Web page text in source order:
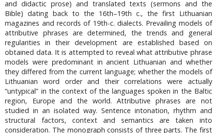
and didactic prose) and translated texts (sermons and the
Bible) dating back to the 16th–19th c., the first Lithuanian
magazines and records of 19th-c. dialects. Prevailing models of
attributive phrases are determined, the trends and general
regularities in their development are established based on
obtained data. It is attempted to reveal what attributive phrase
models were predominant in ancient Lithuanian and whether
they differed from the current language; whether the models of
Lithuanian word order and their correlations were actually
“untypical” in the context of the languages spoken in the Baltic
region, Europe and the world. Attributive phrases are not
studied in an isolated way. Sentence intonation, rhythm and
structural factors, context and semantics are taken into
consideration. The monograph consists of three parts. The first